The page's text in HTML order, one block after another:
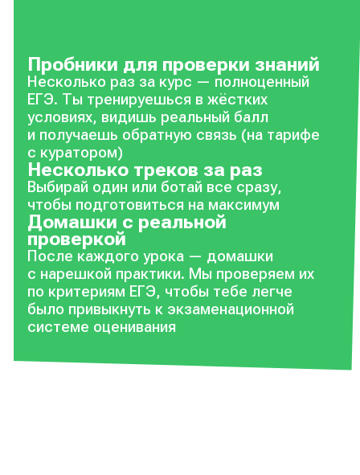
Пробники для проверки знаний
Несколько раз за курс — полноценный
ЕГЭ. Ты тренируешься в жёстких
условиях, видишь реальный балл
и получаешь обратную связь (на тарифе
с куратором)
Несколько треков за раз
Выбирай один или ботай все сразу,
чтобы подготовиться на максимум
Домашки с реальной
проверкой
После каждого урока — домашки
с нарешкой практики. Мы проверяем их
по критериям ЕГЭ, чтобы тебе легче
было привыкнуть к экзаменационной
системе оценивания